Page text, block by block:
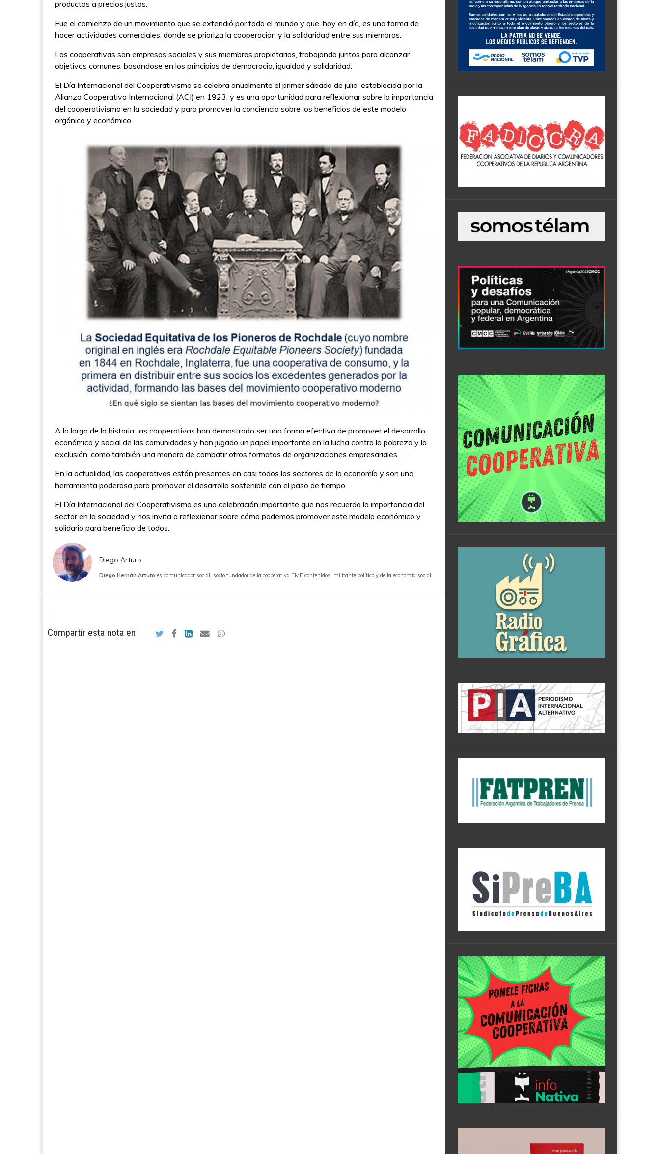
productos a precios justos.
Fue el comienzo de un movimiento que se extendió por todo el mundo y que, hoy en día, es una forma de
hacer actividades comerciales, donde se prioriza la cooperación y la solidaridad entre sus miembros.
Las cooperativas son empresas sociales y sus miembros propietarios, trabajando juntos para alcanzar
objetivos comunes, basándose en los principios de democracia, igualdad y solidaridad.
El Día Internacional del Cooperativismo se celebra anualmente el primer sábado de julio, establecida por la
Alianza Cooperativa Internacional (ACI) en 1923, y es una oportunidad para reflexionar sobre la importancia
del cooperativismo en la sociedad y para promover la conciencia sobre los beneficios de este modelo
orgánico y económico.
A lo largo de la historia, las cooperativas han demostrado ser una forma efectiva de promover el desarrollo
económico y social de las comunidades y han jugado un papel importante en la lucha contra la pobreza y la
exclusión, como también una manera de combatir otros formatos de organizaciones empresariales.
En la actualidad, las cooperativas están presentes en casi todos los sectores de la economía y son una
herramienta poderosa para promover el desarrollo sostenible con el paso de tiempo.
El Día Internacional del Cooperativismo es una celebración importante que nos recuerda la importancia del
sector en la sociedad y nos invita a reflexionar sobre cómo podemos promover este modelo económico y
solidario para beneficio de todos.
Diego Arturo
Diego Hernán Arturo es comunicador social, socio fundador de la cooperativa EME contenidos, militante político y de la economía social.
Compartir esta nota en